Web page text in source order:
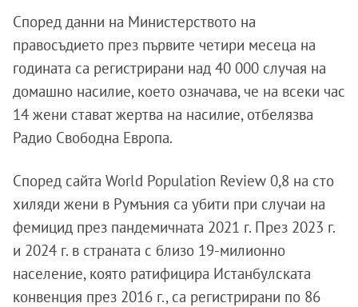
Според данни на Министерството на
правосъдието през първите четири месеца на
годината са регистрирани над 40 000 случая на
домашно насилие, което означава, че на всеки час
14 жени стават жертва на насилие, отбелязва
Радио Свободна Европа.
Според сайта World Population Review 0,8 на сто
хиляди жени в Румъния са убити при случаи на
фемицид през пандемичната 2021 г. През 2023 г.
и 2024 г. в страната с близо 19-милионно
население, която ратифицира Истанбулската
конвенция през 2016 г., са регистрирани по 86